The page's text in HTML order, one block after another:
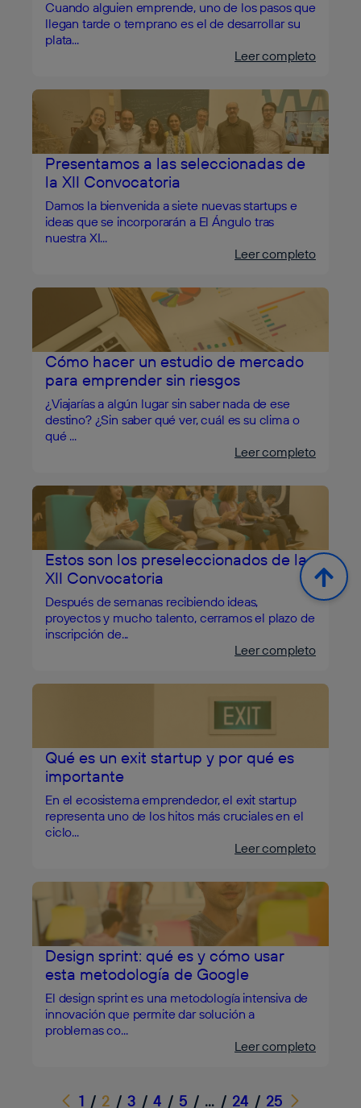
Cuando alguien emprende, uno de los pasos que
llegan tarde o temprano es el de desarrollar su
plata...
Leer completo
Presentamos a las seleccionadas de
la XII Convocatoria
Damos la bienvenida a siete nuevas startups e
ideas que se incorporarán a El Ángulo tras
nuestra XI...
Leer completo
Cómo hacer un estudio de mercado
para emprender sin riesgos
¿Viajarías a algún lugar sin saber nada de ese
destino? ¿Sin saber qué ver, cuál es su clima o
qué ...
Leer completo
Estos son los preseleccionados de la
XII Convocatoria
Después de semanas recibiendo ideas,
proyectos y mucho talento, cerramos el plazo de
inscripción de...
Leer completo
Qué es un exit startup y por qué es
importante
En el ecosistema emprendedor, el exit startup
representa uno de los hitos más cruciales en el
ciclo...
Leer completo
Design sprint: qué es y cómo usar
esta metodología de Google
El design sprint es una metodología intensiva de
innovación que permite dar solución a
problemas co...
Leer completo
Anterior
1 / 2 / 3 / 4 / 5 / … / 24 / 25